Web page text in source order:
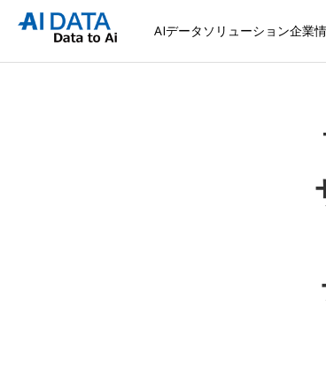
AIデータソリューション企業